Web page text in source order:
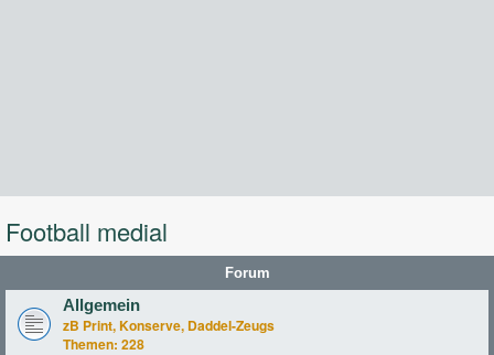
Football medial
Forum
Allgemein
zB Print, Konserve, Daddel-Zeugs
Themen: 228